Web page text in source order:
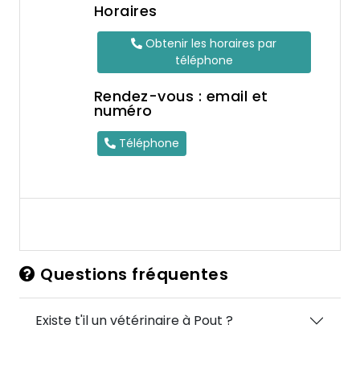
Horaires
Obtenir les horaires par
téléphone
Rendez-vous : email et
numéro
Téléphone
Questions fréquentes
Existe t'il un vétérinaire à Pout ?